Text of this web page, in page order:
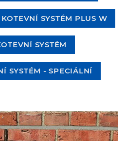
SYSTÉM PLUS W
SYSTÉM
SYSTÉM - SPECIÁLNÍ